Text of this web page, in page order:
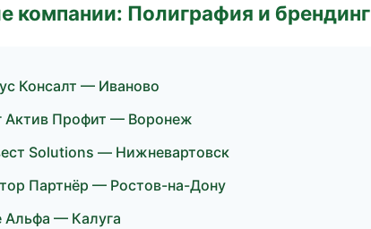
компании: Полиграфия и брендинг
Консалт — Иваново
Актив Профит — Воронеж
Solutions — Нижневартовск
Партнёр — Ростов-на-Дону
Альфа — Калуга